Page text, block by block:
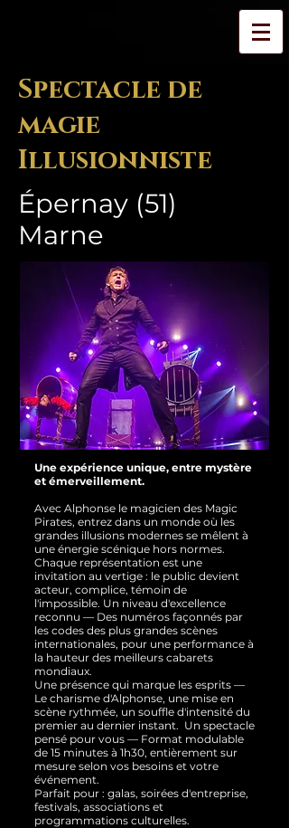
Spectacle de
magie
Illusionniste
Épernay (51)
Marne
Une expérience unique, entre mystère
et émerveillement.
Avec Alphonse le magicien des Magic
Pirates, entrez dans un monde où les
grandes illusions modernes se mêlent à
une énergie scénique hors normes.
Chaque représentation est une
invitation au vertige : le public devient
acteur, complice, témoin de
l'impossible. Un niveau d'excellence
reconnu — Des numéros façonnés par
les codes des plus grandes scènes
internationales, pour une performance à
la hauteur des meilleurs cabarets
mondiaux.
Une présence qui marque les esprits —
Le charisme d'Alphonse, une mise en
scène rythmée, un souffle d'intensité du
premier au dernier instant. Un spectacle
pensé pour vous — Format modulable
de 15 minutes à 1h30, entièrement sur
mesure selon vos besoins et votre
événement.
Parfait pour : galas, soirées d'entreprise,
festivals, associations et
programmations culturelles.